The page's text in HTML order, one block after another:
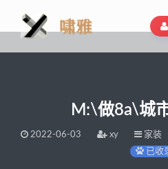
M:\做8a\城
2022-06-03 xy 家装
已收